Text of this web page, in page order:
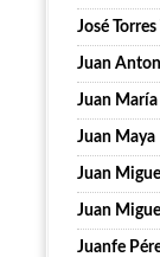
José
Juan
Juan
Juan Maya
Juan
Juan
Juanfe